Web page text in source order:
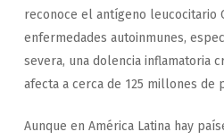
reconoce el antígeno leucocitario
enfermedades autoinmunes,
severa, una dolencia inflamatoria
afecta a cerca de 125 millones de
Aunque en América Latina hay